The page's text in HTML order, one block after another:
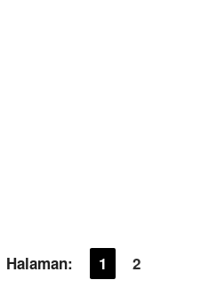
Halaman: 1 2